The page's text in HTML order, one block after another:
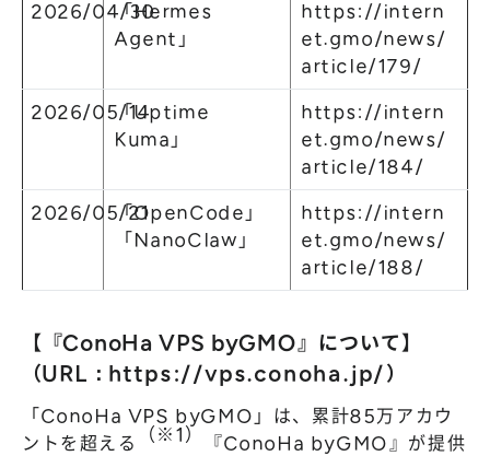
2026/04/30「Hermes
Agent」
https://intern
et.gmo/news/
article/179/
2026/05/14「Uptime
Kuma」
https://intern
et.gmo/news/
article/184/
2026/05/21「OpenCode」
「NanoClaw」
https://intern
et.gmo/news/
article/188/
【『ConoHa VPS byGMO』について】
（URL： https://vps.conoha.jp/）
「ConoHa VPS byGMO」は、累計85万アカウ
ントを超える
（※1）
『ConoHa byGMO』が提供